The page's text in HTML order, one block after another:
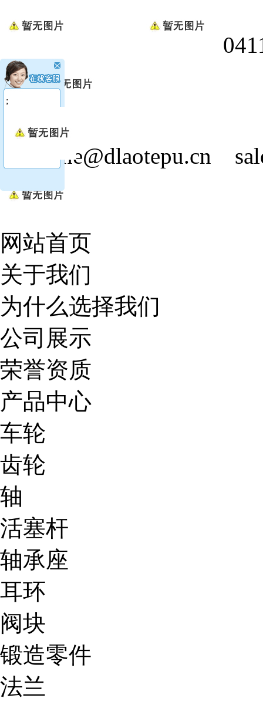
jasmine@dlaotepu.cn
网站首页
关于我们
为什么选择我们
公司展示
荣誉资质
产品中心
车轮
齿轮
轴
活塞杆
轴承座
耳环
阀块
锻造零件
法兰
;